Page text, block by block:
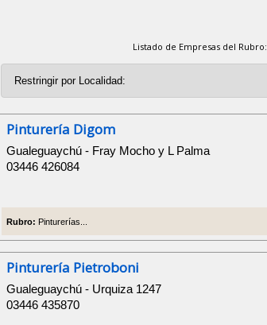
Listado de Empresas del Rubro:
Pinturería Digom
Gualeguaychú - Fray Mocho y L Palma
03446 426084
Rubro: Pinturerías...
Pinturería Pietroboni
Gualeguaychú - Urquiza 1247
03446 435870